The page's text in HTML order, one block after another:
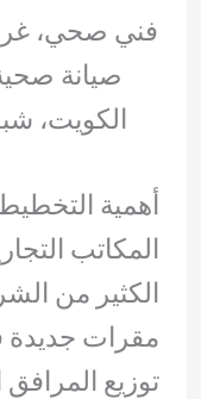
فني صحي،
صيانة
الكويت،
أهمية
المكاتب
الكثير من
مقرات جديدة
توزيع